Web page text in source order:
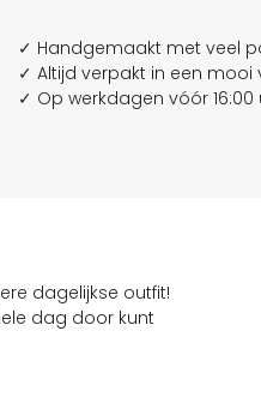
✓ Handgemaakt met veel
✓ Altijd verpakt in een mooi
✓ Op werkdagen vóór
dagelijkse outfit!
dag door kunt